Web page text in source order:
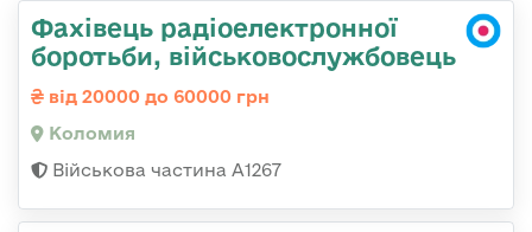
Фахівець радіоелектронної
боротьби, військовослужбовець
від 20000 до 60000 грн
Коломия
Військова частина А1267